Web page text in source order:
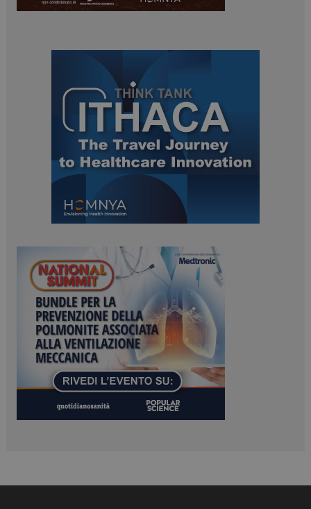
ARRAffinitySameSite
Microsoft Corporation
.www.dailyhealthindustry.it
PHP.net
www.dailyhealthindustry.it